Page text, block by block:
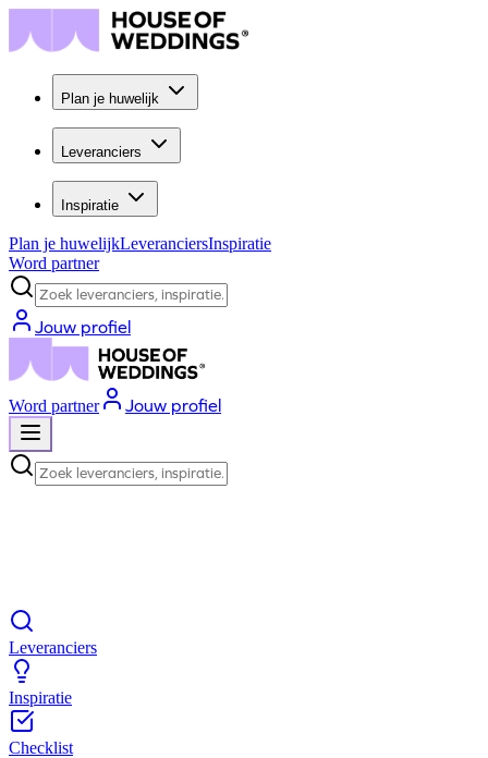
Plan je huwelijk
Leveranciers
Inspiratie
Plan je huwelijkLeveranciersInspiratie
Word partner
Zoek leveranciers, inspiratie...
Jouw profiel
Word partner Jouw profiel
Zoek leveranciers, inspiratie...
Leveranciers
Inspiratie
Checklist